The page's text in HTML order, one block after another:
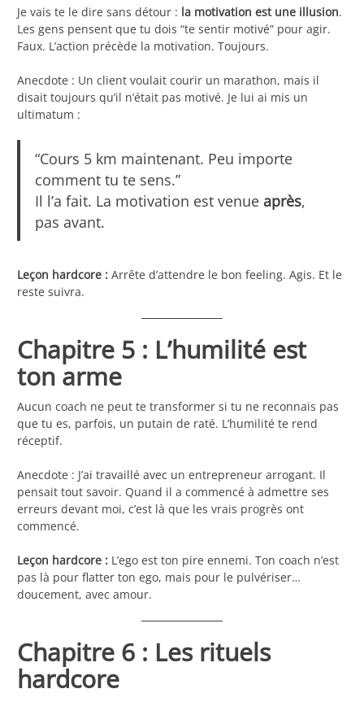
Je vais te le dire sans détour : la motivation est une illusion.
Les gens pensent que tu dois “te sentir motivé” pour agir.
Faux. L’action précède la motivation. Toujours.
Anecdote : Un client voulait courir un marathon, mais il
disait toujours qu’il n’était pas motivé. Je lui ai mis un
ultimatum :
“Cours 5 km maintenant. Peu importe
comment tu te sens.”
Il l’a fait. La motivation est venue après,
pas avant.
Leçon hardcore : Arrête d’attendre le bon feeling. Agis. Et le
reste suivra.
Chapitre 5 : L’humilité est
ton arme
Aucun coach ne peut te transformer si tu ne reconnais pas
que tu es, parfois, un putain de raté. L’humilité te rend
réceptif.
Anecdote : J’ai travaillé avec un entrepreneur arrogant. Il
pensait tout savoir. Quand il a commencé à admettre ses
erreurs devant moi, c’est là que les vrais progrès ont
commencé.
Leçon hardcore : L’ego est ton pire ennemi. Ton coach n’est
pas là pour flatter ton ego, mais pour le pulvériser…
doucement, avec amour.
Chapitre 6 : Les rituels
hardcore